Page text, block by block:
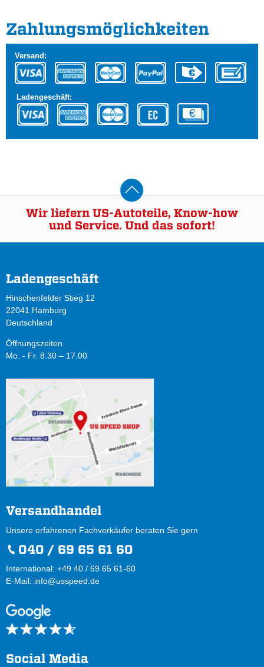
Zahlungs­möglichkeiten
Versand:
Ladengeschäft:
Wir liefern US-Autoteile, Know-how
und Service. Und das sofort!
Ladengeschäft
Hinschenfelder Stieg 12
22041 Hamburg
Deutschland
Öffnungszeiten
Mo. - Fr. 8.30 – 17.00
Versandhandel
Unsere erfahrenen Fachverkäufer beraten Sie gern
040 / 69 65 61 60
International: +49 40 / 69 65 61-60
E-Mail: info@usspeed.de
Social Media